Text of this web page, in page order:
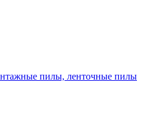
пилы, ленточные пилы